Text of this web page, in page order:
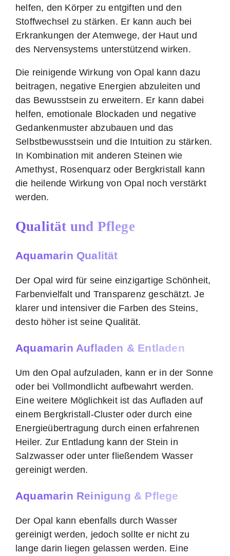
helfen, den Körper zu entgiften und den
Stoffwechsel zu stärken. Er kann auch bei
Erkrankungen der Atemwege, der Haut und
des Nervensystems unterstützend wirken.
Die reinigende Wirkung von Opal kann dazu
beitragen, negative Energien abzuleiten und
das Bewusstsein zu erweitern. Er kann dabei
helfen, emotionale Blockaden und negative
Gedankenmuster abzubauen und das
Selbstbewusstsein und die Intuition zu stärken.
In Kombination mit anderen Steinen wie
Amethyst, Rosenquarz oder Bergkristall kann
die heilende Wirkung von Opal noch verstärkt
werden.
Qualität und Pflege
Aquamarin Qualität
Der Opal wird für seine einzigartige Schönheit,
Farbenvielfalt und Transparenz geschätzt. Je
klarer und intensiver die Farben des Steins,
desto höher ist seine Qualität.
Aquamarin Aufladen & Entladen
Um den Opal aufzuladen, kann er in der Sonne
oder bei Vollmondlicht aufbewahrt werden.
Eine weitere Möglichkeit ist das Aufladen auf
einem Bergkristall-Cluster oder durch eine
Energieübertragung durch einen erfahrenen
Heiler. Zur Entladung kann der Stein in
Salzwasser oder unter fließendem Wasser
gereinigt werden.
Aquamarin Reinigung & Pflege
Der Opal kann ebenfalls durch Wasser
gereinigt werden, jedoch sollte er nicht zu
lange darin liegen gelassen werden. Eine